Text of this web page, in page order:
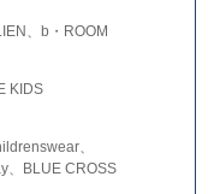
、b・ROOM
KIDS
、
、BLUE CROSS